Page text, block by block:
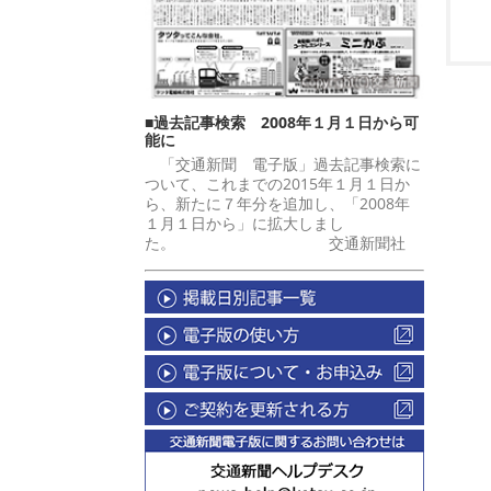
■過去記事検索 2008年１月１日から可
能に
「交通新聞 電子版」過去記事検索に
ついて、これまでの2015年１月１日か
ら、新たに７年分を追加し、「2008年
１月１日から」に拡大しまし
た。 交通新聞社